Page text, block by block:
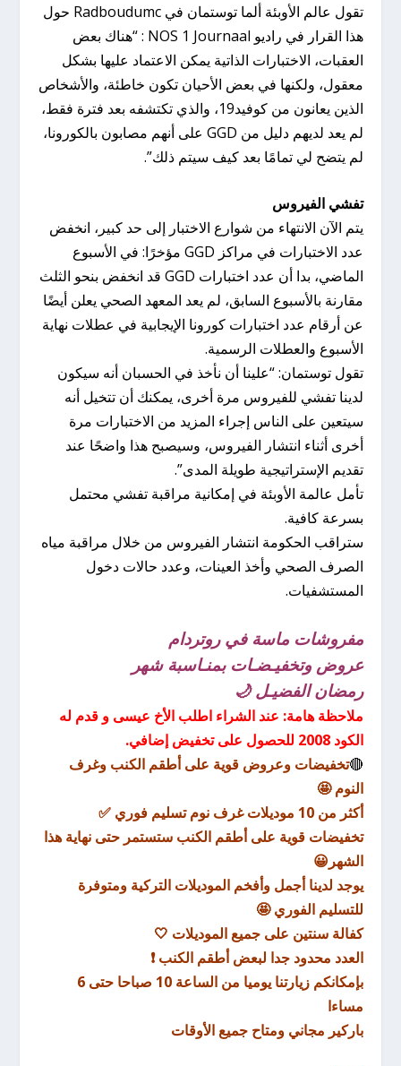
تقول عالم الأوبئة ألما توستمان في Radboudumc حول
هذا القرار في راديو NOS 1 Journaal : “هناك بعض
العقبات، الاختبارات الذاتية يمكن الاعتماد عليها بشكل
معقول، ولكنها في بعض الأحيان تكون خاطئة، والأشخاص
الذين يعانون من كوفيد19، والذي تكتشفه بعد فترة فقط،
لم يعد لديهم دليل من GGD على أنهم مصابون بالكورونا،
لم يتضح لي تمامًا بعد كيف سيتم ذلك”.
تفشي الفيروس
يتم الآن الانتهاء من شوارع الاختبار إلى حد كبير، انخفض
عدد الاختبارات في مراكز GGD مؤخرًا: في الأسبوع
الماضي، بدا أن عدد اختبارات GGD قد انخفض بنحو الثلث
مقارنة بالأسبوع السابق، لم يعد المعهد الصحي يعلن أيضًا
عن أرقام عدد اختبارات كورونا الإيجابية في عطلات نهاية
الأسبوع والعطلات الرسمية.
تقول توستمان: “علينا أن نأخذ في الحسبان أنه سيكون
لدينا تفشي للفيروس مرة أخرى، يمكنك أن تتخيل أنه
سيتعين على الناس إجراء المزيد من الاختبارات مرة
أخرى أثناء انتشار الفيروس، وسيصبح هذا واضحًا عند
تقديم الإستراتيجية طويلة المدى”.
تأمل عالمة الأوبئة في إمكانية مراقبة تفشي محتمل
بسرعة كافية.
ستراقب الحكومة انتشار الفيروس من خلال مراقبة مياه
الصرف الصحي وأخذ العينات، وعدد حالات دخول
المستشفيات.
مفروشات ماسة في روتردام
عروض وتخفيـضـات بمنـاسبة شهر
رمضان الفضيـل 🌙
ملاحظة هامة: عند الشراء اطلب الأخ عيسى و قدم له
الكود 2008 للحصول على تخفيض إضافي.
🔴تخفيضات وعروض قوية على أطقم الكنب وغرف
النوم 🤩
أكثر من 10 موديلات غرف نوم تسليم فوري ✅
تخفيضات قوية على أطقم الكنب ستستمر حتى نهاية هذا
الشهر😀
يوجد لدينا أجمل وأفخم الموديلات التركية ومتوفرة
للتسليم الفوري 🤩
كفالة سنتين على جميع الموديلات 🤍
العدد محدود جدا لبعض أطقم الكنب ❗
بإمكانكم زيارتنا يوميا من الساعة 10 صباحا حتى 6
مساءا
باركير مجاني ومتاح جميع الأوقات